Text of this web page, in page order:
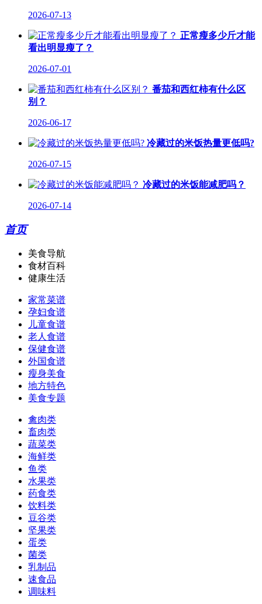
2026-07-13
正常瘦多少斤才能
看出明显瘦了？
2026-07-01
番茄和西红柿有什么区
别？
2026-06-17
冷藏过的米饭热量更低吗?
2026-07-15
冷藏过的米饭能减肥吗？
2026-07-14
首页
美食导航
食材百科
健康生活
家常菜谱
孕妇食谱
儿童食谱
老人食谱
保健食谱
外国食谱
瘦身美食
地方特色
美食专题
禽肉类
畜肉类
蔬菜类
海鲜类
鱼类
水果类
药食类
饮料类
豆谷类
坚果类
蛋类
菌类
乳制品
速食品
调味料